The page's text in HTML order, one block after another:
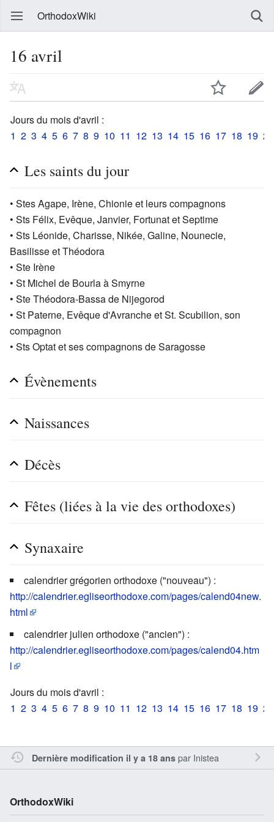
OrthodoxWiki
16 avril
Jours du mois d'avril :
1 2 3 4 5 6 7 8 9 10 11 12 13 14 15 16 17 18 19 20
Les saints du jour
• Stes Agape, Irène, Chionie et leurs compagnons
• Sts Félix, Evêque, Janvier, Fortunat et Septime
• Sts Léonide, Charisse, Nikée, Galine, Nounecie,
Basilisse et Théodora
• Ste Irène
• St Michel de Bourla à Smyrne
• Ste Théodora-Bassa de Nijegorod
• St Paterne, Evêque d'Avranche et St. Scubilion, son
compagnon
• Sts Optat et ses compagnons de Saragosse
Évènements
Naissances
Décès
Fêtes (liées à la vie des orthodoxes)
Synaxaire
calendrier grégorien orthodoxe ("nouveau") :
http://calendrier.egliseorthodoxe.com/pages/calend04new.
html
calendrier julien orthodoxe ("ancien") :
http://calendrier.egliseorthodoxe.com/pages/calend04.htm
l
Jours du mois d'avril :
1 2 3 4 5 6 7 8 9 10 11 12 13 14 15 16 17 18 19 20
Dernière modification il y a 18 anspar Inistea
OrthodoxWiki